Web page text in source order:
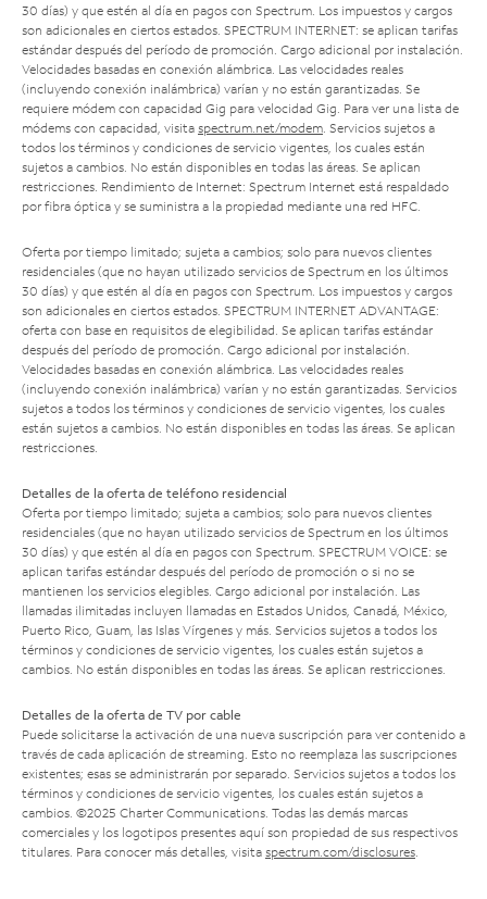
30 días) y que estén al día en pagos con Spectrum. Los impuestos y cargos
son adicionales en ciertos estados. SPECTRUM INTERNET: se aplican tarifas
estándar después del período de promoción. Cargo adicional por instalación.
Velocidades basadas en conexión alámbrica. Las velocidades reales
(incluyendo conexión inalámbrica) varían y no están garantizadas. Se
requiere módem con capacidad Gig para velocidad Gig. Para ver una lista de
módems con capacidad, visita spectrum.net/modem . Servicios sujetos a
todos los términos y condiciones de servicio vigentes, los cuales están
sujetos a cambios. No están disponibles en todas las áreas. Se aplican
restricciones. Rendimiento de Internet: Spectrum Internet está respaldado
por fibra óptica y se suministra a la propiedad mediante una red HFC.
Oferta por tiempo limitado; sujeta a cambios; solo para nuevos clientes
residenciales (que no hayan utilizado servicios de Spectrum en los últimos
30 días) y que estén al día en pagos con Spectrum. Los impuestos y cargos
son adicionales en ciertos estados. SPECTRUM INTERNET ADVANTAGE:
oferta con base en requisitos de elegibilidad. Se aplican tarifas estándar
después del período de promoción. Cargo adicional por instalación.
Velocidades basadas en conexión alámbrica. Las velocidades reales
(incluyendo conexión inalámbrica) varían y no están garantizadas. Servicios
sujetos a todos los términos y condiciones de servicio vigentes, los cuales
están sujetos a cambios. No están disponibles en todas las áreas. Se aplican
restricciones.
Detalles de la oferta de teléfono residencial
Oferta por tiempo limitado; sujeta a cambios; solo para nuevos clientes
residenciales (que no hayan utilizado servicios de Spectrum en los últimos
30 días) y que estén al día en pagos con Spectrum. SPECTRUM VOICE: se
aplican tarifas estándar después del período de promoción o si no se
mantienen los servicios elegibles. Cargo adicional por instalación. Las
llamadas ilimitadas incluyen llamadas en Estados Unidos, Canadá, México,
Puerto Rico, Guam, las Islas Vírgenes y más. Servicios sujetos a todos los
términos y condiciones de servicio vigentes, los cuales están sujetos a
cambios. No están disponibles en todas las áreas. Se aplican restricciones.
Detalles de la oferta de TV por cable
Puede solicitarse la activación de una nueva suscripción para ver contenido a
través de cada aplicación de streaming. Esto no reemplaza las suscripciones
existentes; esas se administrarán por separado. Servicios sujetos a todos los
términos y condiciones de servicio vigentes, los cuales están sujetos a
cambios. ©2025 Charter Communications. Todas las demás marcas
comerciales y los logotipos presentes aquí son propiedad de sus respectivos
titulares. Para conocer más detalles, visita spectrum.com/disclosures